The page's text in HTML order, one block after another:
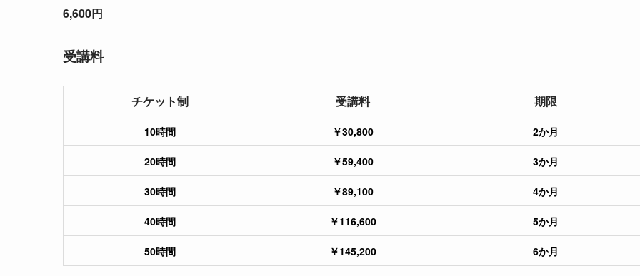
6,600円
受講料
チケット制 受講料 期限
10時間 ￥30,800 2か月
20時間 ￥59,400 3か月
30時間 ￥89,100 4か月
40時間 ￥116,600 5か月
50時間 ￥145,200 6か月